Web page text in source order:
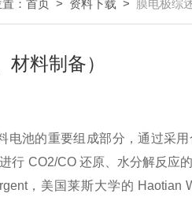
： 首页 > 资料下载 > 膜电极综
料制备）
电池的重要组成部分，通过采
行 CO2/CO 还原、水分解反应
，美国莱斯大学的 Haotian